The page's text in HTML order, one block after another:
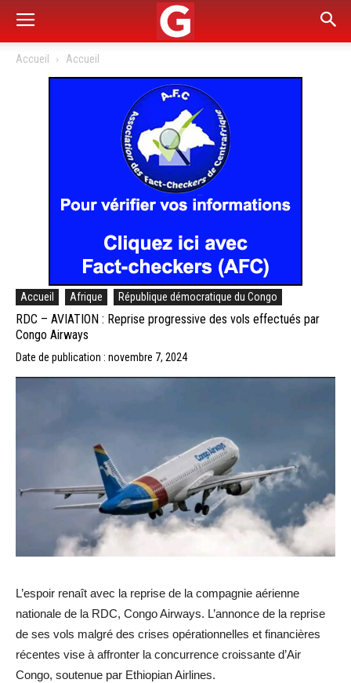
Accueil Accueil
Accueil Afrique République démocratique du Congo
RDC – AVIATION : Reprise progressive des vols effectués par
Congo Airways
Date de publication : novembre 7, 2024
L’espoir renaît avec la reprise de la compagnie aérienne
nationale de la RDC, Congo Airways. L’annonce de la reprise
de ses vols malgré des crises opérationnelles et financières
récentes vise à affronter la concurrence croissante d’Air
Congo, soutenue par Ethiopian Airlines.